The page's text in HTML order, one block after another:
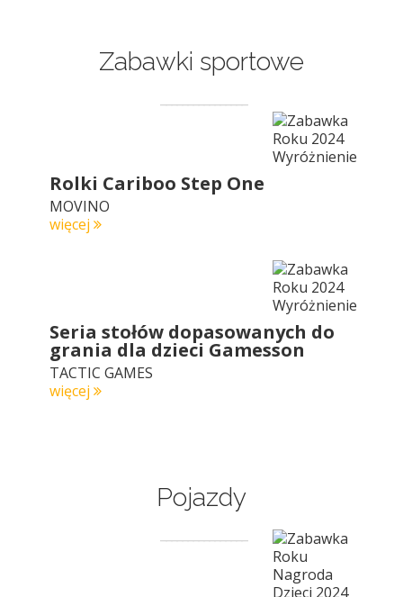
Zabawki sportowe
Rolki Cariboo Step One
MOVINO
więcej
Seria stołów dopasowanych do
grania dla dzieci Gamesson
TACTIC GAMES
więcej
Pojazdy